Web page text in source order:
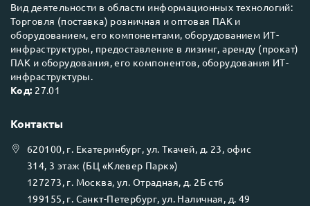
Вид деятельности в области информационных технологий:
Торговля (поставка) розничная и оптовая ПАК и
оборудованием, его компонентами, оборудованием ИТ-
инфраструктуры, предоставление в лизинг, аренду (прокат)
ПАК и оборудования, его компонентов, оборудования ИТ-
инфраструктуры.
Код: 27.01
Контакты
620100, г. Екатеринбург, ул.Ткачей, д. 23, офис
314, 3 этаж (БЦ «Клевер Парк»)
127273, г. Москва, ул. Отрадная, д. 2Б ст6
199155, г. Санкт-Петербург, ул. Наличная, д. 49